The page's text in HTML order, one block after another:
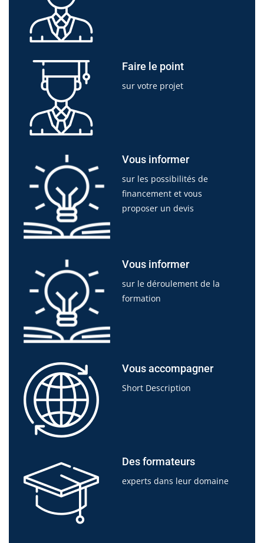
Faire le point
sur votre projet
Vous informer
sur les possibilités de
financement et vous
proposer un devis
Vous informer
sur le déroulement de la
formation
Vous accompagner
Short Description
Des formateurs
experts dans leur domaine